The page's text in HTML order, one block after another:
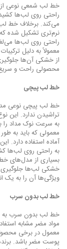
خط لب شمعی نوعی از
راحتی روی لب‌ها
می‌کند. برخلاف خط
نرم‌تری تشکیل شده
راحتی روی لب‌ها
معمولاً به دلیل
از خشکی آن‌ها
محصولی راحت و سریع
خط لب پیچی
خط لب پیچی نوعی
تراشیدن ندارد. این
به سرعت نوک مداد را
معمولی که باید به
آماده استفاده دارد.
به راحتی روی لب‌ها
بسیاری از مدل‌های
خشکی لب‌ها جلوگیری
ویژگی‌ها آن را به یک
خط لب بدون سرب
خط لب بدون سرب به
مواد مضر مشابه
معمول در برخی
پوست مضر باشد.